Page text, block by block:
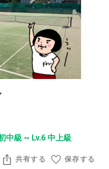
中級 ~ Lv.6 中上級
共有する 保存する